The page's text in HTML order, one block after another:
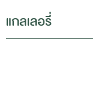
แกลเลอรี่